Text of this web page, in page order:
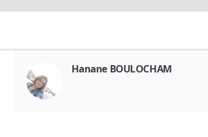
Hanane BOULOCHAM